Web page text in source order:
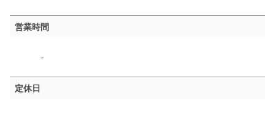
営業時間
-
定休日